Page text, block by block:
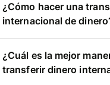
¿Cómo hacer una
internacional de
¿Cuál es la mejor manera de
transferir dinero